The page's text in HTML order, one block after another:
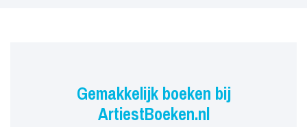
Gemakkelijk boeken bij
ArtiestBoeken.nl